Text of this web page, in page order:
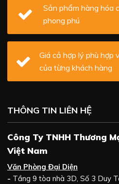
Sản phẩm hàng hóa
phong phú
Giá cả hợp lý phù hợp
của từng khách hàng
THÔNG TIN LIÊN HỆ
Công Ty TNHH Thương
Việt Nam
Văn Phòng Đại Diện
- Tầng 9 tòa nhà 3D, Số 3 Duy